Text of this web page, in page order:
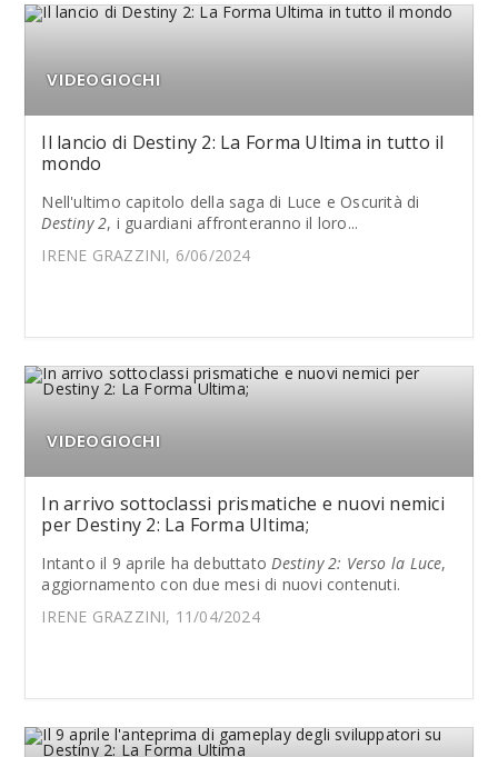
VIDEOGIOCHI
Il lancio di Destiny 2: La Forma Ultima in tutto il
mondo
Nell'ultimo capitolo della saga di Luce e Oscurità di
Destiny 2, i guardiani affronteranno il loro...
IRENE GRAZZINI, 6/06/2024
VIDEOGIOCHI
In arrivo sottoclassi prismatiche e nuovi nemici
per Destiny 2: La Forma Ultima;
Intanto il 9 aprile ha debuttatoDestiny 2: Verso la Luce,
aggiornamento con due mesi di nuovi contenuti.
IRENE GRAZZINI, 11/04/2024